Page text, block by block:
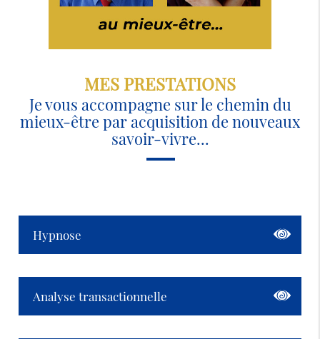
MES PRESTATIONS
Je vous accompagne sur le chemin du
mieux-être par acquisition de nouveaux
savoir-vivre...
Hypnose
Analyse transactionnelle